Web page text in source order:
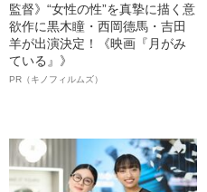
監督》“女性の性”を真摯に描く意
欲作に黒木瞳・西岡德馬・吉田
羊が出演決定！《映画『月がみ
ている』》
PR（キノフィルムズ）